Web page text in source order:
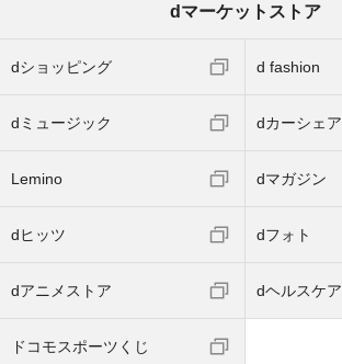
dマーケットストア
dショッピング d fashion
dミュージック dカーシェア
Lemino dマガジン
dヒッツ dフォト
dアニメストア dヘルスケア
ドコモスポーツくじ